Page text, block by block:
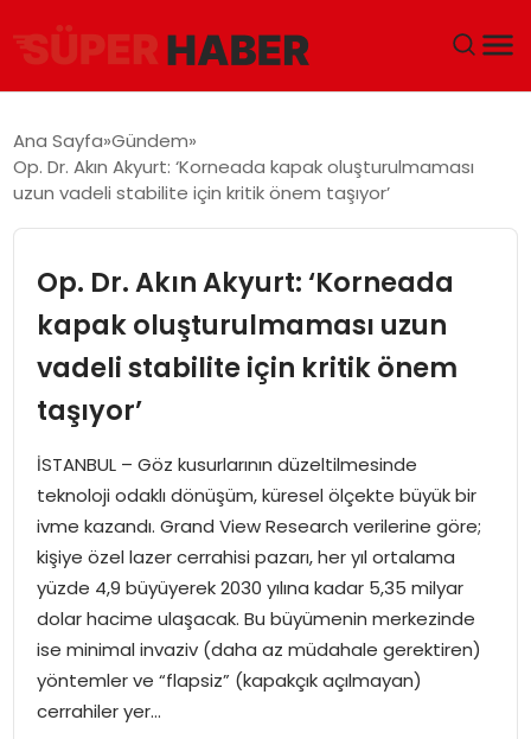
GÜNDEM
EĞITIM
EKONOMI
MAGAZIN
SAĞLIK
SIYASET
SPOR
TEKNOLOJI
Ana Sayfa Gündem
Op. Dr. Akın Akyurt: ‘Korneada kapak oluşturulmaması
uzun vadeli stabilite için kritik önem taşıyor’
Op. Dr. Akın Akyurt: ‘Korneada
kapak oluşturulmaması uzun
vadeli stabilite için kritik önem
taşıyor’
İSTANBUL – Göz kusurlarının düzeltilmesinde
teknoloji odaklı dönüşüm, küresel ölçekte büyük bir
ivme kazandı. Grand View Research verilerine göre;
kişiye özel lazer cerrahisi pazarı, her yıl ortalama
yüzde 4,9 büyüyerek 2030 yılına kadar 5,35 milyar
dolar hacime ulaşacak. Bu büyümenin merkezinde
ise minimal invaziv (daha az müdahale gerektiren)
yöntemler ve “flapsiz” (kapakçık açılmayan)
cerrahiler yer…